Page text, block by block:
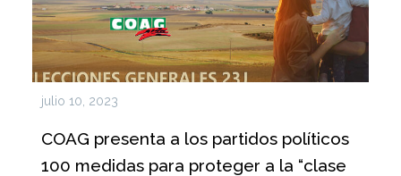
julio 10, 2023
COAG presenta a los partidos políticos
100 medidas para proteger a la “clase